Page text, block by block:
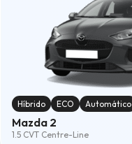
Híbrido ECO Automático
Mazda 2
1.5 CVT Centre-Line